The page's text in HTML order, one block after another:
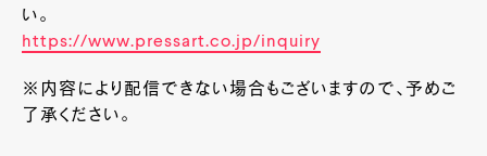
い。
https://www.pressart.co.jp/inquiry
※内容により配信できない場合もございますので、予めご
了承ください。